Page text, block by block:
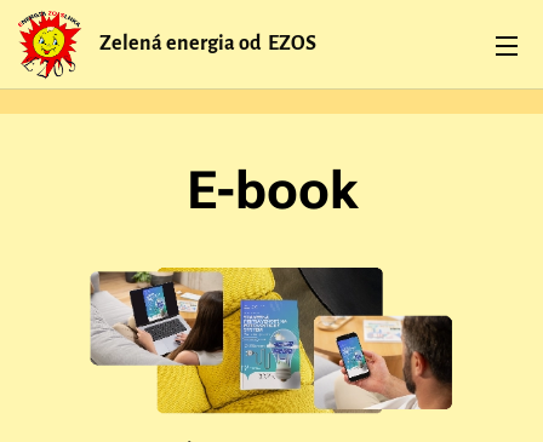
Zelená energia od EZOS
E-book